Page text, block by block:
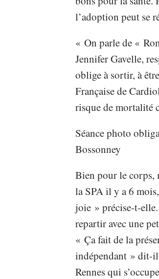
l’adoption peut se
« On parle de «
Jennifer Gavelle,
oblige à sortir, à
Française de
risque de mortalité
Séance photo
Bossonney
Bien pour le corps,
la SPA il y a 6
joie » précise-t-
repartir avec une
« Ça fait de la
indépendant » dit-
Rennes qui